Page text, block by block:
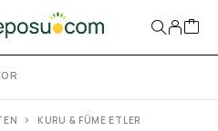
KURU & FÜME ETLER